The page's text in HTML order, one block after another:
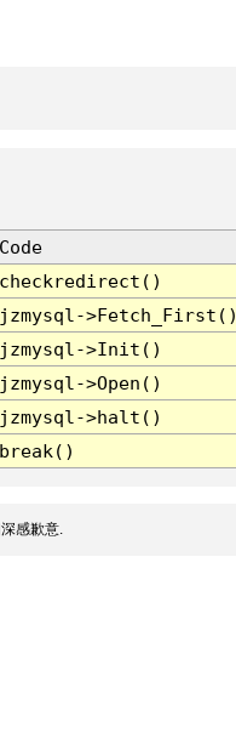
Code
checkredirect()
jzmysql-
jzmysql->Init()
jzmysql->Open()
jzmysql->halt()
break()
感歉意.